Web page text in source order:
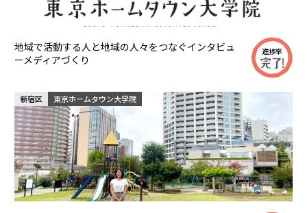
地域で活動する人と地域の人々をつなぐインタビュ
ーメディアづくり
進捗率
新宿区 東京ホームタウン大学院